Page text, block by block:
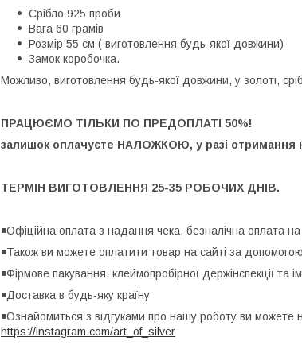
Срібло 925 проби
Вага 60 грамів
Розмір 55 см ( виготовлення будь-якої довжини)
Замок коробочка.
Можливо, виготовлення будь-якої довжини, у золоті,
ПРАЦЮЄМО ТІЛЬКИ ПО ПРЕДОПЛАТІ 50%!
залишок оплачуєте НАЛОЖКОЮ, у разі отримання
ТЕРМІН ВИГОТОВЛЕННЯ 25-35 РОБОЧИХ ДНІВ.
◾️Офіційна оплата з надання чека, безналічна оплата
◾️Також ви можете оплатити товар на сайті за допомогою
◾️Фірмове пакування, клеймопробірної держінспекції та
◾️Доставка в будь-яку країну
◾️Ознайомиться з відгуками про нашу роботу ви можете
https://instagram.com/art_of_silver